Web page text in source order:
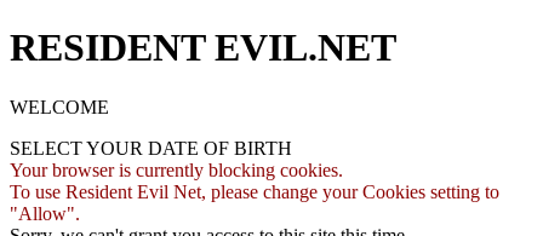
RESIDENT EVIL.NET
WELCOME
SELECT YOUR DATE OF BIRTH
Your browser is currently blocking cookies.
To use Resident Evil Net, please change your Cookies setting to
"Allow".